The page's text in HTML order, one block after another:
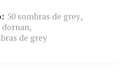
50 sombras de grey,
,
de grey